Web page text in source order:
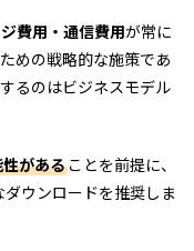
費用・通信費用が常に
めの戦略的な施策であ
るのはビジネスモデル
がある ことを前提に、
ウンロードを推奨しま